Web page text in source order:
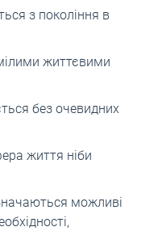
з покоління в
життєвими
без очевидних
життя ніби
можливі